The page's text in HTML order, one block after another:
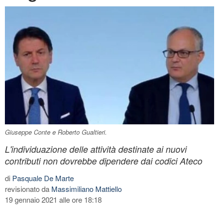
Giuseppe Conte e Roberto Gualtieri.
L'individuazione delle attività destinate ai nuovi
contributi non dovrebbe dipendere dai codici Ateco
di Pasquale De Marte
revisionato da Massimiliano Mattiello
19 gennaio 2021 alle ore 18:18